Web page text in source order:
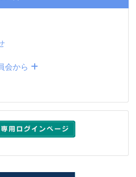
会から